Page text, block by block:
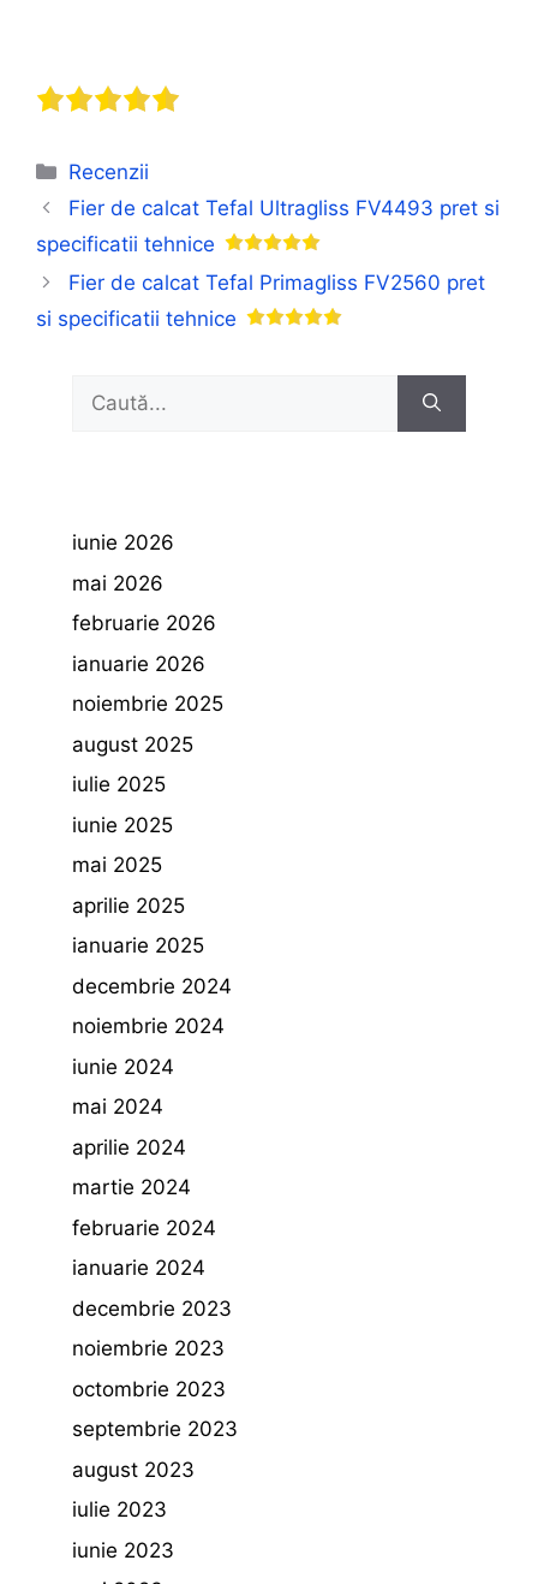
Categorii
Recenzii
Fier de calcat Tefal Ultragliss FV4493 pret si
specificatii tehnice
Fier de calcat Tefal Primagliss FV2560 pret
si specificatii tehnice
Caută
iunie 2026
mai 2026
februarie 2026
ianuarie 2026
noiembrie 2025
august 2025
iulie 2025
iunie 2025
mai 2025
aprilie 2025
ianuarie 2025
decembrie 2024
noiembrie 2024
iunie 2024
mai 2024
aprilie 2024
martie 2024
februarie 2024
ianuarie 2024
decembrie 2023
noiembrie 2023
octombrie 2023
septembrie 2023
august 2023
iulie 2023
iunie 2023